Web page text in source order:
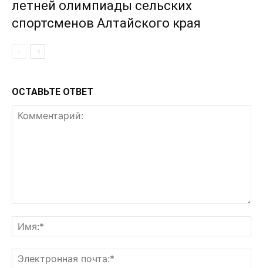
летней олимпиады сельских
спортсменов Алтайского края
ОСТАВЬТЕ ОТВЕТ